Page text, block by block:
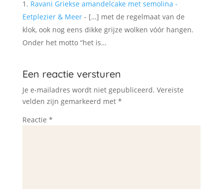
Ravani Griekse amandelcake met semolina -
Eetplezier & Meer- […] met de regelmaat van de
klok, ook nog eens dikke grijze wolken vóór hangen.
Onder het motto “het is…
Een reactie versturen
Je e-mailadres wordt niet gepubliceerd. Vereiste
velden zijn gemarkeerd met *
Reactie *